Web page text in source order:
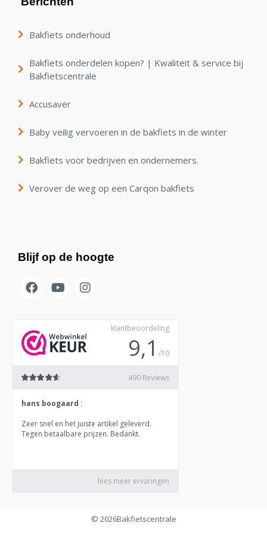
Bakfiets onderhoud
Bakfiets onderdelen kopen? | Kwaliteit & service bij
Bakfietscentrale
Accusaver
Baby veilig vervoeren in de bakfiets in de winter
Bakfiets voor bedrijven en ondernemers.
Verover de weg op een Carqon bakfiets
Blijf op de hoogte
© 2026Bakfietscentrale